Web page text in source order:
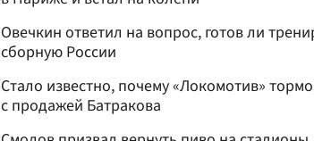
Овечкин ответил на вопрос, готов ли
сборную России
Стало известно, почему «Локомотив»
с продажей Батракова